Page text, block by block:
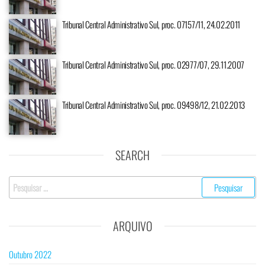
Tribunal Central Administrativo Sul, proc. 07157/11, 24.02.2011
Tribunal Central Administrativo Sul, proc. 02977/07, 29.11.2007
Tribunal Central Administrativo Sul, proc. 09498/12, 21.02.2013
SEARCH
Pesquisar
por:
ARQUIVO
Outubro 2022